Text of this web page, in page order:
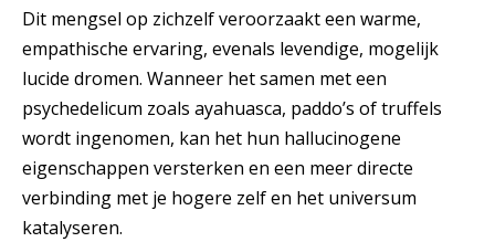
Dit mengsel op zichzelf veroorzaakt een warme,
empathische ervaring, evenals levendige, mogelijk
lucide dromen. Wanneer het samen met een
psychedelicum zoals ayahuasca, paddo’s of truffels
wordt ingenomen, kan het hun hallucinogene
eigenschappen versterken en een meer directe
verbinding met je hogere zelf en het universum
katalyseren.